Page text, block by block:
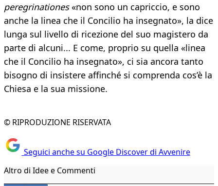
peregrinationes«non sono un capriccio, e sono
anche la linea che il Concilio ha insegnato», la dice
lunga sul livello di ricezione del suo magistero da
parte di alcuni... E come, proprio su quella «linea
che il Concilio ha insegnato», ci sia ancora tanto
bisogno di insistere affinché si comprenda cos’è la
Chiesa e la sua missione.
© RIPRODUZIONE RISERVATA
Seguici anche su Google Discover di Avvenire
Altro di Idee e Commenti